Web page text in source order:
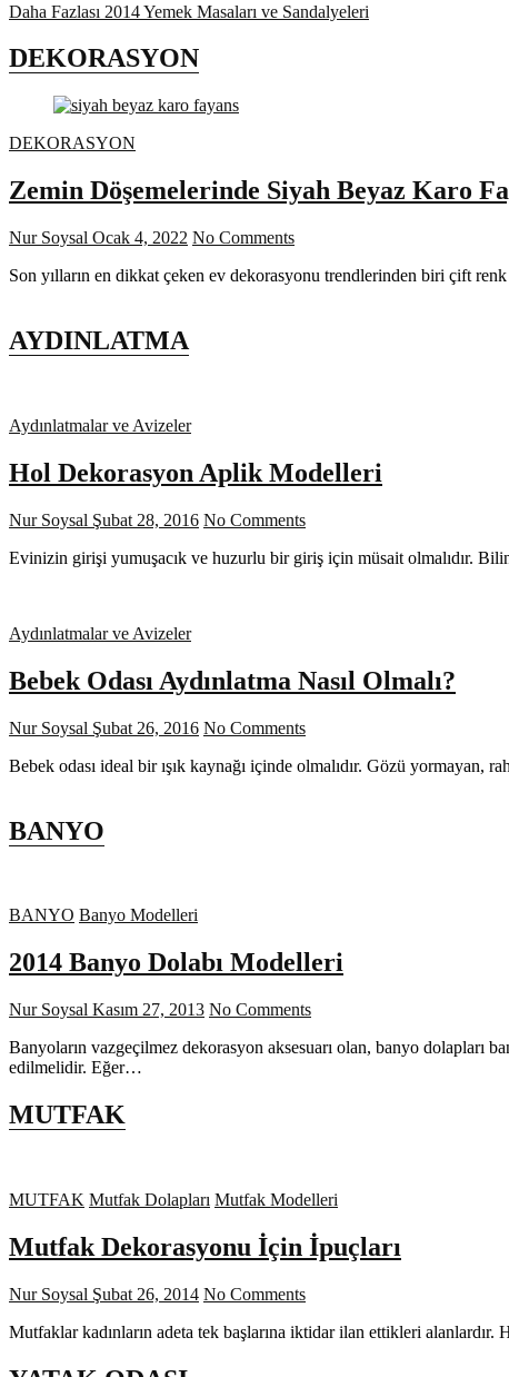
Daha Fazlası 2014 Yemek Masaları ve Sandalyeleri
DEKORASYON
DEKORASYON
Zemin Döşemelerinde Siyah Beyaz Karo
Nur Soysal Ocak 4, 2022 No Comments
Son yılların en dikkat çeken ev dekorasyonu trendlerinden biri çift
AYDINLATMA
Aydınlatmalar ve Avizeler
Hol Dekorasyon Aplik Modelleri
Nur Soysal Şubat 28, 2016 No Comments
Evinizin girişi yumuşacık ve huzurlu bir giriş için müsait olmalıdır.
Aydınlatmalar ve Avizeler
Bebek Odası Aydınlatma Nasıl Olmalı?
Nur Soysal Şubat 26, 2016 No Comments
Bebek odası ideal bir ışık kaynağı içinde olmalıdır. Gözü yormayan,
BANYO
BANYO Banyo Modelleri
2014 Banyo Dolabı Modelleri
Nur Soysal Kasım 27, 2013 No Comments
Banyoların vazgeçilmez dekorasyon aksesuarı olan, banyo dolapları
edilmelidir. Eğer…
MUTFAK
MUTFAK Mutfak Dolapları Mutfak Modelleri
Mutfak Dekorasyonu İçin İpuçları
Nur Soysal Şubat 26, 2014 No Comments
Mutfaklar kadınların adeta tek başlarına iktidar ilan ettikleri